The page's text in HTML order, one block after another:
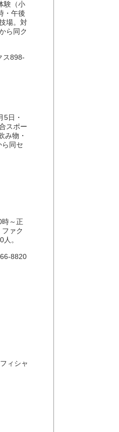
験（小
・午後
場。対
ら同ク
ス898-
日・
スポー
み物・
同セ
～正
ァク
。
8820
ィシャ